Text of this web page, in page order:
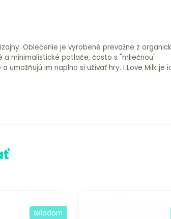
Oblečenie je vyrobené prevažne z
a minimalistické potlače, často s "mliečnou"
im naplno si užívať hry. I Love Milk je
skladom